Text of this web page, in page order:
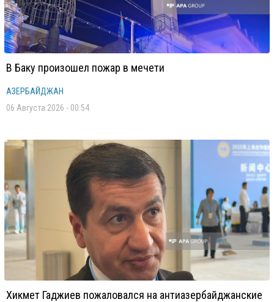
В Баку произошел пожар в мечети
АЗЕРБАЙДЖАН
06 Августа 2026 - 00:54
Хикмет Гаджиев пожаловался на антиазербайджанские